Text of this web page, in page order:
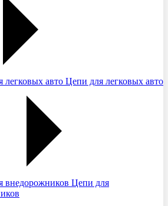
Цепи для легковых авто
Цепи для